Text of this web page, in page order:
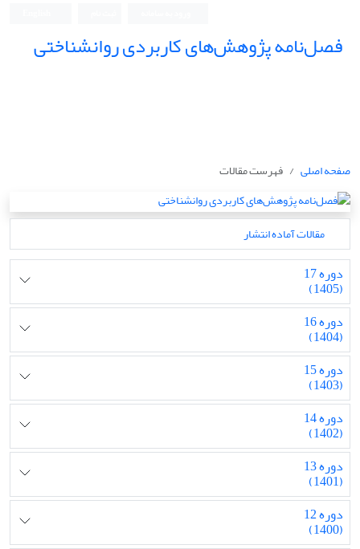
فصل‌نامه پژوهش‌های کاربردی روانشناختی
صفحه اصلی فهرست مقالات
مقالات آماده انتشار
دوره 17
(1405)
دوره 16
(1404)
دوره 15
(1403)
دوره 14
(1402)
دوره 13
(1401)
دوره 12
(1400)